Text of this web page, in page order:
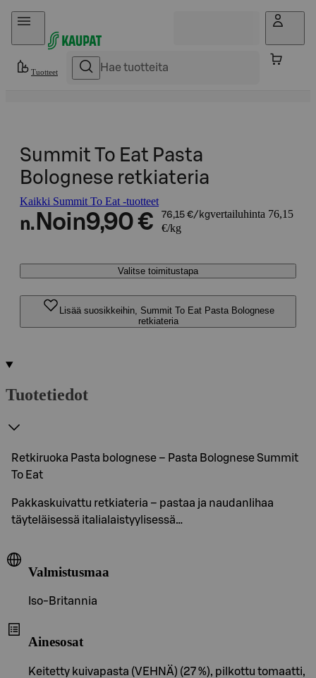
Hyppää sisältöön
Tuotteet
Summit To Eat Pasta
Bolognese retkiateria
Kaikki Summit To Eat -tuotteet
n. Noin9,90 € 76,15 €/kgvertailuhinta 76,15
€/kg
Valitse toimitustapa
Lisää suosikkeihin, Summit To Eat Pasta Bolognese
retkiateria
Tuotetiedot
Retkiruoka Pasta bolognese – Pasta Bolognese Summit
To Eat
Pakkaskuivattu retkiateria – pastaa ja naudanlihaa
täyteläisessä italialaistyylisessä…
Valmistusmaa
Iso-Britannia
Ainesosat
Keitetty kuivapasta (VEHNÄ) (27 %), pilkottu tomaatti,